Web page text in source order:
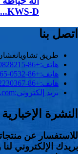
KWS-D...
اتصل بنا
طريق
هاتف:+86-18669828215
هاتف:+86-0532-86172665
هاتف:+86-17362230367
بريد إلكتروني:
النشرة الإخبارية
للاستفسار عن
بريدك الإلكتروني